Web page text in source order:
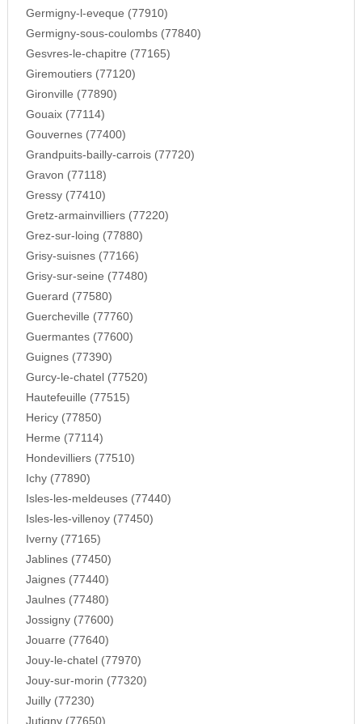
Germigny-l-eveque (77910)
Germigny-sous-coulombs (77840)
Gesvres-le-chapitre (77165)
Giremoutiers (77120)
Gironville (77890)
Gouaix (77114)
Gouvernes (77400)
Grandpuits-bailly-carrois (77720)
Gravon (77118)
Gressy (77410)
Gretz-armainvilliers (77220)
Grez-sur-loing (77880)
Grisy-suisnes (77166)
Grisy-sur-seine (77480)
Guerard (77580)
Guercheville (77760)
Guermantes (77600)
Guignes (77390)
Gurcy-le-chatel (77520)
Hautefeuille (77515)
Hericy (77850)
Herme (77114)
Hondevilliers (77510)
Ichy (77890)
Isles-les-meldeuses (77440)
Isles-les-villenoy (77450)
Iverny (77165)
Jablines (77450)
Jaignes (77440)
Jaulnes (77480)
Jossigny (77600)
Jouarre (77640)
Jouy-le-chatel (77970)
Jouy-sur-morin (77320)
Juilly (77230)
Jutigny (77650)